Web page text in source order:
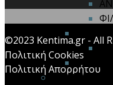
ΠΡΟΣΤΑΣΙΑ
©2023 Kentima.gr - All
Πολιτική Cookies
Πολιτική Απορρήτου